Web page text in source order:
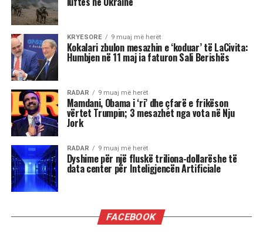
KRYESORE 9 muaj më herët
Kokalari zbulon mesazhin e ‘koduar’ të LaCivita:
Humbjen në 11 maj ia faturon Sali Berishës
RADAR 9 muaj më herët
Mamdani, Obama i ‘ri’ dhe çfarë e frikëson
vërtet Trumpin; 3 mesazhet nga vota në Nju
Jork
RADAR 9 muaj më herët
Dyshime për një fluskë triliona-dollarëshe të
data center për Inteligjencën Artificiale
FACEBOOK